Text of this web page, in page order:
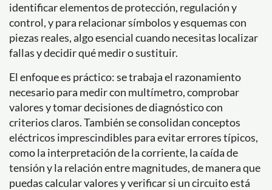
identificar elementos de protección, regulación y
control, y para relacionar símbolos y esquemas con
piezas reales, algo esencial cuando necesitas localizar
fallas y decidir qué medir o sustituir.
El enfoque es práctico: se trabaja el razonamiento
necesario para medir con multímetro, comprobar
valores y tomar decisiones de diagnóstico con
criterios claros. También se consolidan conceptos
eléctricos imprescindibles para evitar errores típicos,
como la interpretación de la corriente, la caída de
tensión y la relación entre magnitudes, de manera que
puedas calcular valores y verificar si un circuito está